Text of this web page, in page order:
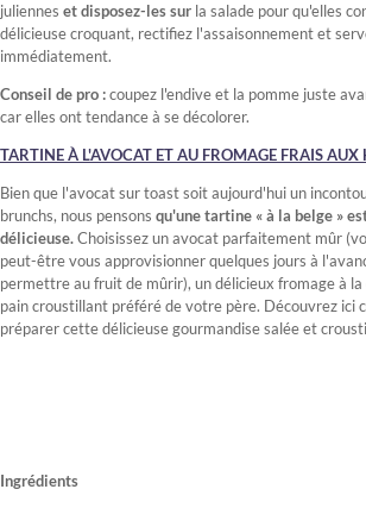
juliennes et disposez-les sur la salade pour qu'elles
délicieuse croquant, rectifiez l'assaisonnement et
immédiatement.
Conseil de pro :coupez l'endive et la pomme juste
car elles ont tendance à se décolorer.
TARTINE À L'AVOCAT ET AU FROMAGE FRAIS AUX
Bien que l'avocat sur toast soit aujourd'hui un
brunchs, nous pensons qu'une tartine « à la belge »
délicieuse.Choisissez un avocat parfaitement mûr
peut-être vous approvisionner quelques jours à
permettre au fruit de mûrir), un délicieux fromage à
pain croustillant préféré de votre père. Découvrez ici
préparer cette délicieuse gourmandise salée et
Ingrédients